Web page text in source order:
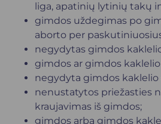
liga, apatinių lytinių takų
gimdos uždegimas po
aborto per
negydytas gimdos
gimdos ar gimdos kaklelio
negydyta gimdos kaklelio
nenustatytos priežasties
kraujavimas iš gimdos;
gimdos arba gimdos